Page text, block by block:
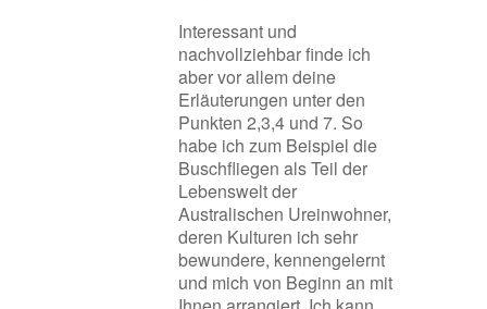
Interessant und
nachvollziehbar finde ich
aber vor allem deine
Erläuterungen unter den
Punkten 2,3,4 und 7. So
habe ich zum Beispiel die
Buschfliegen als Teil der
Lebenswelt der
Australischen Ureinwohner,
deren Kulturen ich sehr
bewundere, kennengelernt
und mich von Beginn an mit